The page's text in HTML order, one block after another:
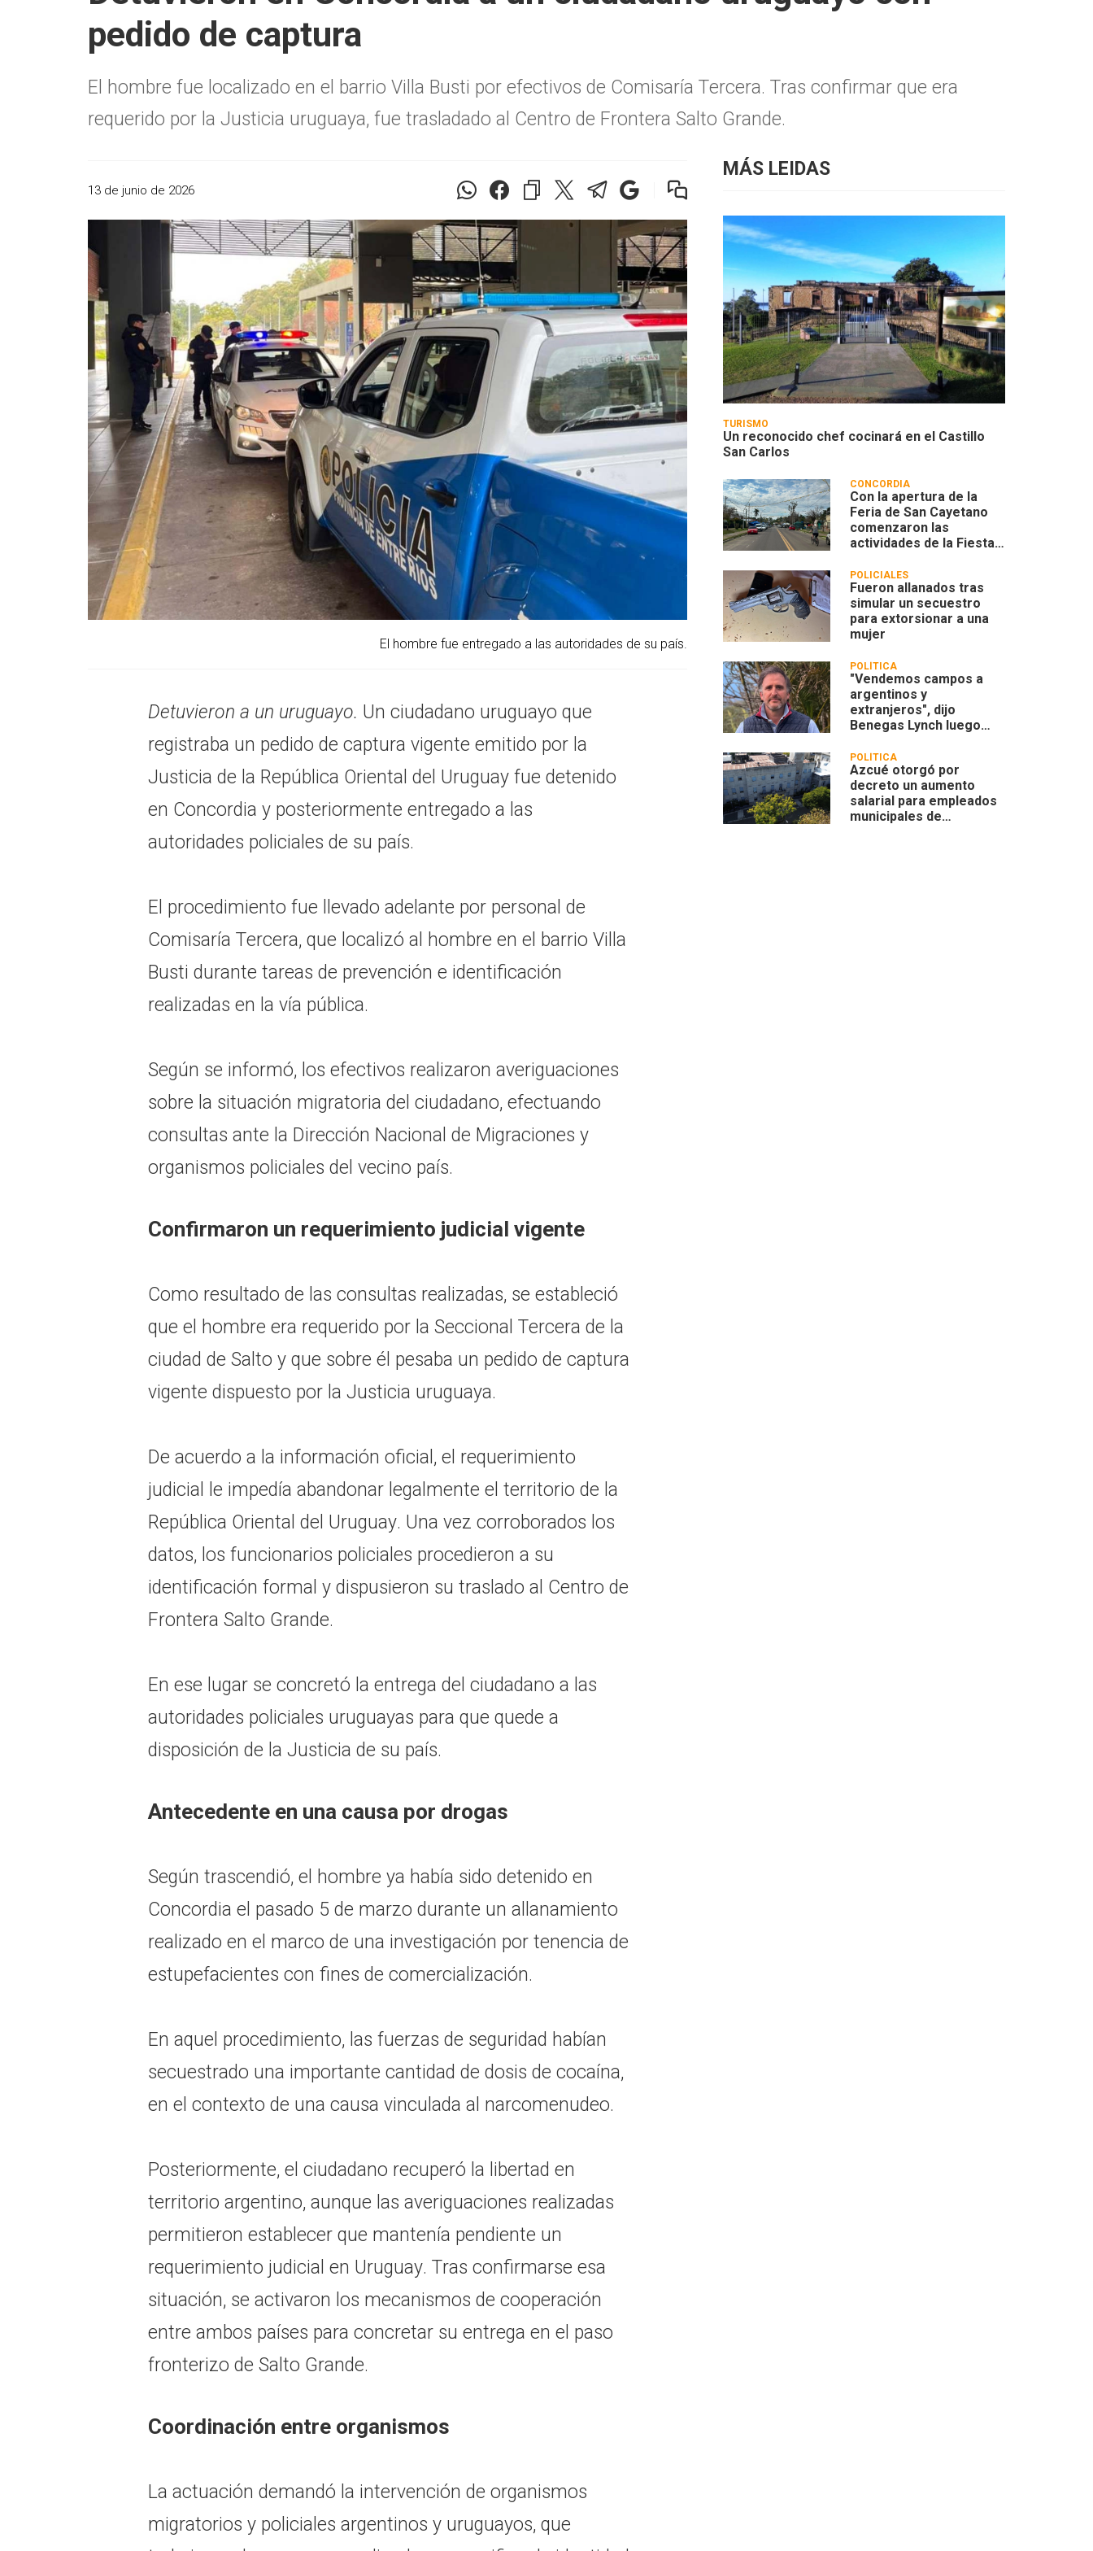
pedido de captura
El hombre fue localizado en el barrio Villa Busti por efectivos de Comisaría Tercera. Tras confirmar que era
requerido por la Justicia uruguaya, fue trasladado al Centro de Frontera Salto Grande.
13 de junio de 2026
El hombre fue entregado a las autoridades de su país.
Detuvieron a un uruguayo. Un ciudadano uruguayo que
registraba un pedido de captura vigente emitido por la
Justicia de la República Oriental del Uruguay fue detenido
en Concordia y posteriormente entregado a las
autoridades policiales de su país.
El procedimiento fue llevado adelante por personal de
Comisaría Tercera, que localizó al hombre en el barrio Villa
Busti durante tareas de prevención e identificación
realizadas en la vía pública.
Según se informó, los efectivos realizaron averiguaciones
sobre la situación migratoria del ciudadano, efectuando
consultas ante la Dirección Nacional de Migraciones y
organismos policiales del vecino país.
Confirmaron un requerimiento judicial vigente
Como resultado de las consultas realizadas, se estableció
que el hombre era requerido por la Seccional Tercera de la
ciudad de Salto y que sobre él pesaba un pedido de captura
vigente dispuesto por la Justicia uruguaya.
De acuerdo a la información oficial, el requerimiento
judicial le impedía abandonar legalmente el territorio de la
República Oriental del Uruguay. Una vez corroborados los
datos, los funcionarios policiales procedieron a su
identificación formal y dispusieron su traslado al Centro de
Frontera Salto Grande.
En ese lugar se concretó la entrega del ciudadano a las
autoridades policiales uruguayas para que quede a
disposición de la Justicia de su país.
Antecedente en una causa por drogas
Según trascendió, el hombre ya había sido detenido en
Concordia el pasado 5 de marzo durante un allanamiento
realizado en el marco de una investigación por tenencia de
estupefacientes con fines de comercialización.
En aquel procedimiento, las fuerzas de seguridad habían
secuestrado una importante cantidad de dosis de cocaína,
en el contexto de una causa vinculada al narcomenudeo.
Posteriormente, el ciudadano recuperó la libertad en
territorio argentino, aunque las averiguaciones realizadas
permitieron establecer que mantenía pendiente un
requerimiento judicial en Uruguay. Tras confirmarse esa
situación, se activaron los mecanismos de cooperación
entre ambos países para concretar su entrega en el paso
fronterizo de Salto Grande.
Coordinación entre organismos
La actuación demandó la intervención de organismos
migratorios y policiales argentinos y uruguayos, que
MÁS LEIDAS
TURISMO
Un reconocido chef cocinará en el Castillo
San Carlos
CONCORDIA
Con la apertura de la
Feria de San Cayetano
comenzaron las
actividades de la Fiesta
POLICIALES
Fueron allanados tras
simular un secuestro
para extorsionar a una
mujer
POLÍTICA
"Vendemos campos a
argentinos y
extranjeros", dijo
Benegas Lynch luego
actividad privada
POLÍTICA
Azcué otorgó por
decreto un aumento
salarial para empleados
municipales de